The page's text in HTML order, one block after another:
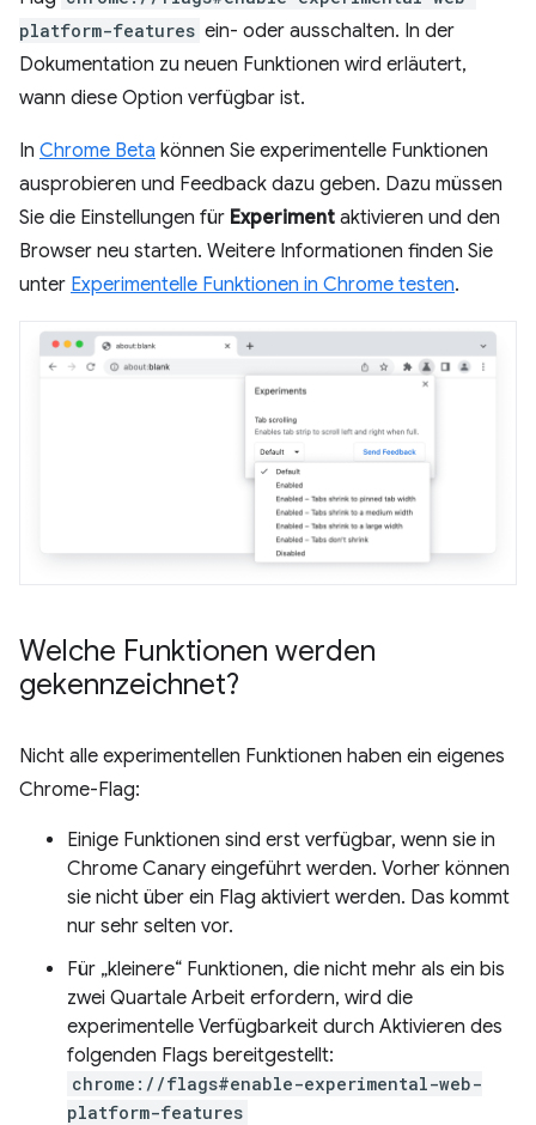
platform-features ein- oder ausschalten. In der
Dokumentation zu neuen Funktionen wird erläutert,
wann diese Option verfügbar ist.
In Chrome Beta können Sie experimentelle Funktionen
ausprobieren und Feedback dazu geben. Dazu müssen
Sie die Einstellungen für Experiment aktivieren und den
Browser neu starten. Weitere Informationen finden Sie
unter Experimentelle Funktionen in Chrome testen.
Welche Funktionen werden
gekennzeichnet?
Nicht alle experimentellen Funktionen haben ein eigenes
Chrome-Flag:
Einige Funktionen sind erst verfügbar, wenn sie in
Chrome Canary eingeführt werden. Vorher können
sie nicht über ein Flag aktiviert werden. Das kommt
nur sehr selten vor.
Für „kleinere“ Funktionen, die nicht mehr als ein bis
zwei Quartale Arbeit erfordern, wird die
experimentelle Verfügbarkeit durch Aktivieren des
folgenden Flags bereitgestellt:
chrome://flags#enable-experimental-web-
platform-features